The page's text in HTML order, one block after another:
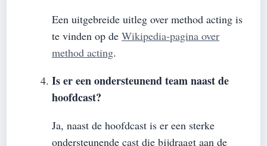
Een uitgebreide uitleg over method acting is
te vinden op de Wikipedia-pagina over
method acting.
Is er een ondersteunend team naast de
hoofdcast?
Ja, naast de hoofdcast is er een sterke
ondersteunende cast die bijdraagt aan de